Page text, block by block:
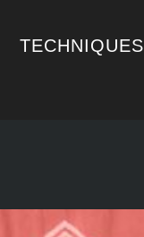
TECHNIQUES